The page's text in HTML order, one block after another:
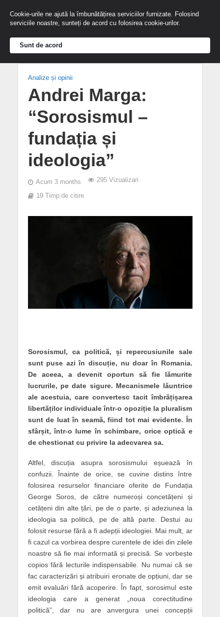
Analize și opinii
Andrei Marga:
“Sorosismul –
fundația și
ideologia”
Acum 3 months 295 Vizualizari
19 Timp de citire
Sorosismul, ca politică, și repercusiunile sale
sunt puse azi în discuție, nu doar în Romania.
De aceea, a devenit oportun să fie lămurite
lucrurile, pe date sigure. Mecanismele lăuntrice
ale acestuia, care convertesc tacit îmbrățișarea
libertăților individuale într-o opoziție la pluralism
sunt de luat în seamă, fiind tot mai evidente. În
sfârșit, într-o lume în schimbare, orice optică e
de chestionat cu privire la adecvarea sa.
Altfel, discuția asupra sorosismului eșuează în
confuzii. Înainte de orice, se cuvine distins între
folosirea resurselor financiare oferite de Fundația
George Soros, de către numeroși concetățeni și
cetățeni din alte țări, pe de o parte, și adeziunea la
ideologia sa politică, pe de altă parte. Destui au
folosit resurse fără a fi adepții ideologiei. Mai mult, ar
fi cazul ca vorbirea despre curentele de idei din zilele
noastre să fie mai informată și precisă. Se vorbește
copios fără lecturile indispensabile. Nu numai că se
fac caracterizări și atribuiri eronate de opțiuni, dar se
emit evaluări fără acoperire. În fapt, sorosimul este
ideologia care a generat „noua corectitudine
politică”, dar nu are anvergura unei concepții
Cookie-urile ne ajută la îmbunătățirea serviciilor furnizate. Folosind
serviciile noastre, sunteți de acord cu folosirea cookie-urilor.
Sunt de acord